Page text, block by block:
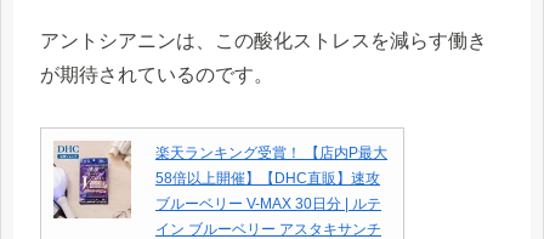
アントシアニンは、この酸化ストレスを減らす働き
が期待されているのです。
楽天ランキング受賞！ 【店内P最大
58倍以上開催】【DHC直販】速攻
ブルーベリー V-MAX 30日分 | ルテ
イン ブルーベリー アスタキサンチ